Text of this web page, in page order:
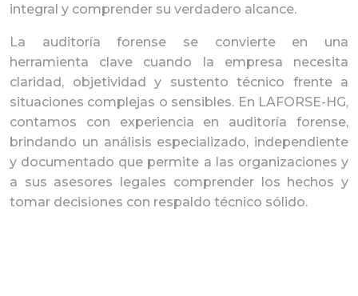
integral y comprender su verdadero alcance.
La auditoría forense se convierte en una
herramienta clave cuando la empresa necesita
claridad, objetividad y sustento técnico frente a
situaciones complejas o sensibles. En LAFORSE-HG,
contamos con experiencia en auditoría forense,
brindando un análisis especializado, independiente
y documentado que permite a las organizaciones y
a sus asesores legales comprender los hechos y
tomar decisiones con respaldo técnico sólido.